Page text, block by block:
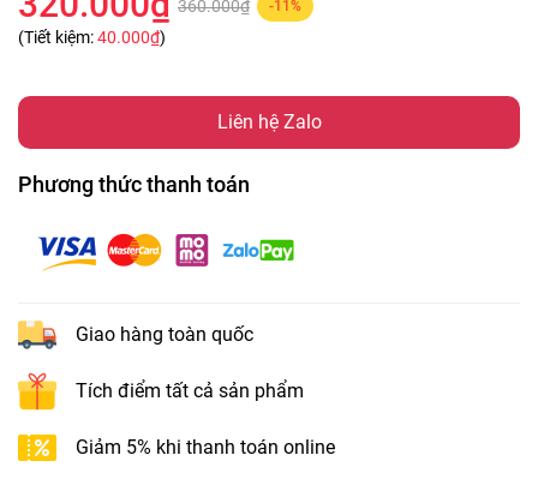
360.000₫ -11%
(Tiết kiệm:40.000₫)
Liên hệ Zalo
Phương thức thanh toán
Giao hàng toàn quốc
Tích điểm tất cả sản phẩm
Giảm 5% khi thanh toán online